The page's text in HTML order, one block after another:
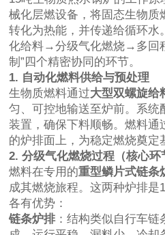
械化层燃设备，将固态生物质
转化为热能，并传递给循环水
化给料→分级气化燃烧→多回
制”四个精密协同的环节。
1. 自动化燃料供给与预处理
生物质燃料通过大型双螺旋给
匀、可控地输送至炉前。系统
装置，确保下料顺畅。燃料通
的炉排面上，为稳定燃烧奠定
2. 分级气化燃烧过程（核心环
燃料在专用的重型鳞片式链条
成其燃烧旅程。这两种炉排是
各有优势：
链条炉排 ：结构类似自行车